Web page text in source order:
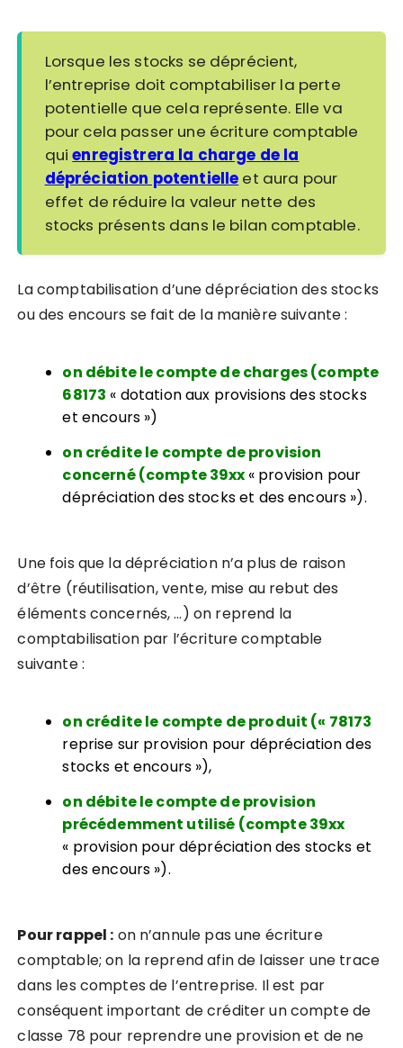
Lorsque les stocks se déprécient,
l’entreprise doit comptabiliser la perte
potentielle que cela représente. Elle va
pour cela passer une écriture comptable
quienregistrera la charge de la
dépréciation potentielle et aura pour
effet de réduire la valeur nette des
stocks présents dans le bilan comptable.
La comptabilisation d’une dépréciation des stocks
ou des encours se fait de la manière suivante :
on débite le compte de charges (compte
68173 « dotation aux provisions des stocks
et encours »)
on crédite le compte de provision
concerné (compte 39xx « provision pour
dépréciation des stocks et des encours »).
Une fois que la dépréciation n’a plus de raison
d’être (réutilisation, vente, mise au rebut des
éléments concernés, …) on reprend la
comptabilisationpar l’écriture comptable
suivante :
on crédite le compte de produit (« 78173
reprise sur provision pour dépréciation des
stocks et encours »),
on débite le compte de provision
précédemment utilisé (compte 39xx
« provision pour dépréciation des stocks et
des encours »).
Pour rappel : on n’annule pas une écriture
comptable; on la reprend afin de laisser une trace
dans les comptes de l’entreprise. Il est par
conséquent important de créditer un compte de
classe 78 pour reprendre une provision et de ne